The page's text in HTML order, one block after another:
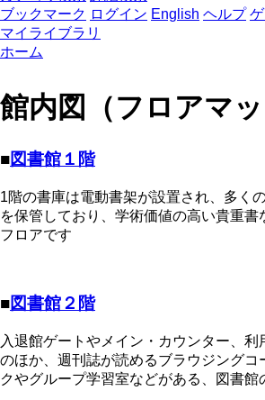
ブックマーク ログイン English ヘルプ
マイライブラリ
ホーム
館内図（フロアマッ
■図書館１階
1階の書庫は電動書架が設置され、多く
を保管しており、学術価値の高い貴重書
フロアです
■図書館２階
入退館ゲートやメイン・カウンター、
のほか、週刊誌が読めるブラウジングコ
クやグループ学習室などがある、図書館